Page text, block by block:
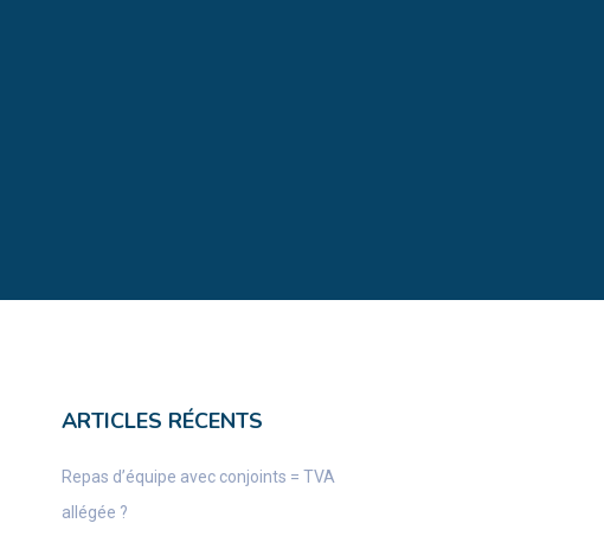
ARTICLES RÉCENTS
Repas d’équipe avec conjoints = TVA
allégée ?